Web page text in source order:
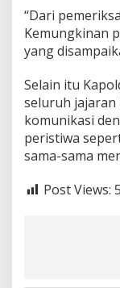
“Dari
Kemungkinan
yang
Selain itu
seluruh
komunikasi
peristiwa
sama-sama
Post Views: